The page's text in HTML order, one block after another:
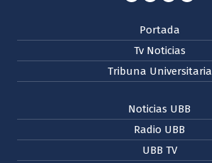
Portada
Tv Noticias
Tribuna Universitaria
Noticias UBB
Radio UBB
UBB TV